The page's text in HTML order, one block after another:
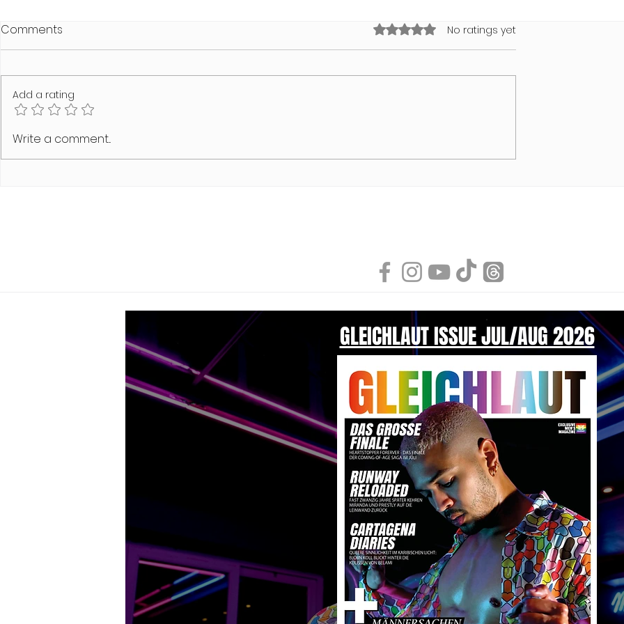
SCHAMLOS Summer Heat
Edition
Line
von MODUS VIVENDI
Comments Rated 0 out of 5 stars.No ratings yet
Add a rating
Write a comment...
GLEICHLAUT ISSUE JUL/AUG 2026